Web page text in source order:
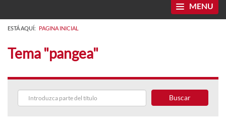
MENU
ESTÁ AQUÍ: PAGINA INICIAL
Tema "pangea"
Buscar